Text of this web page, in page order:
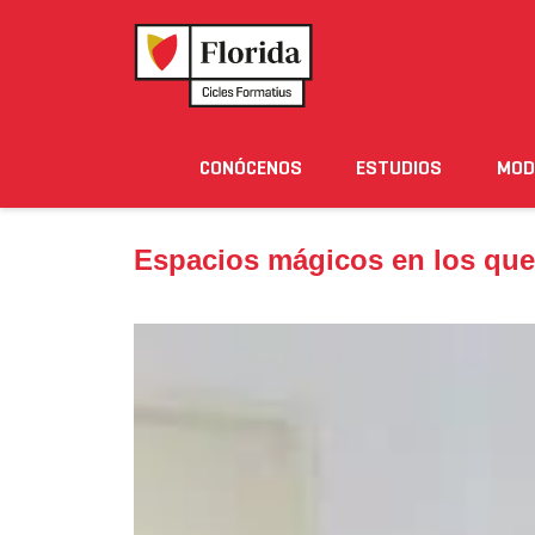
Noticias Eventos Blog Solicita
CONÓCENOS ESTUDIOS
Espacios mágicos en los